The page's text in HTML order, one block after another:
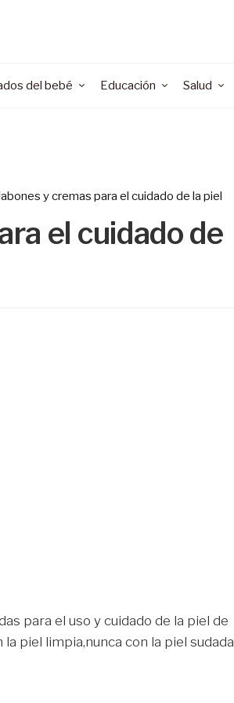
del bebé Educación Salud
y cremas para el cuidado de la piel
el cuidado de
para el uso y cuidado de la piel de
piel limpia,nunca con la piel sudada